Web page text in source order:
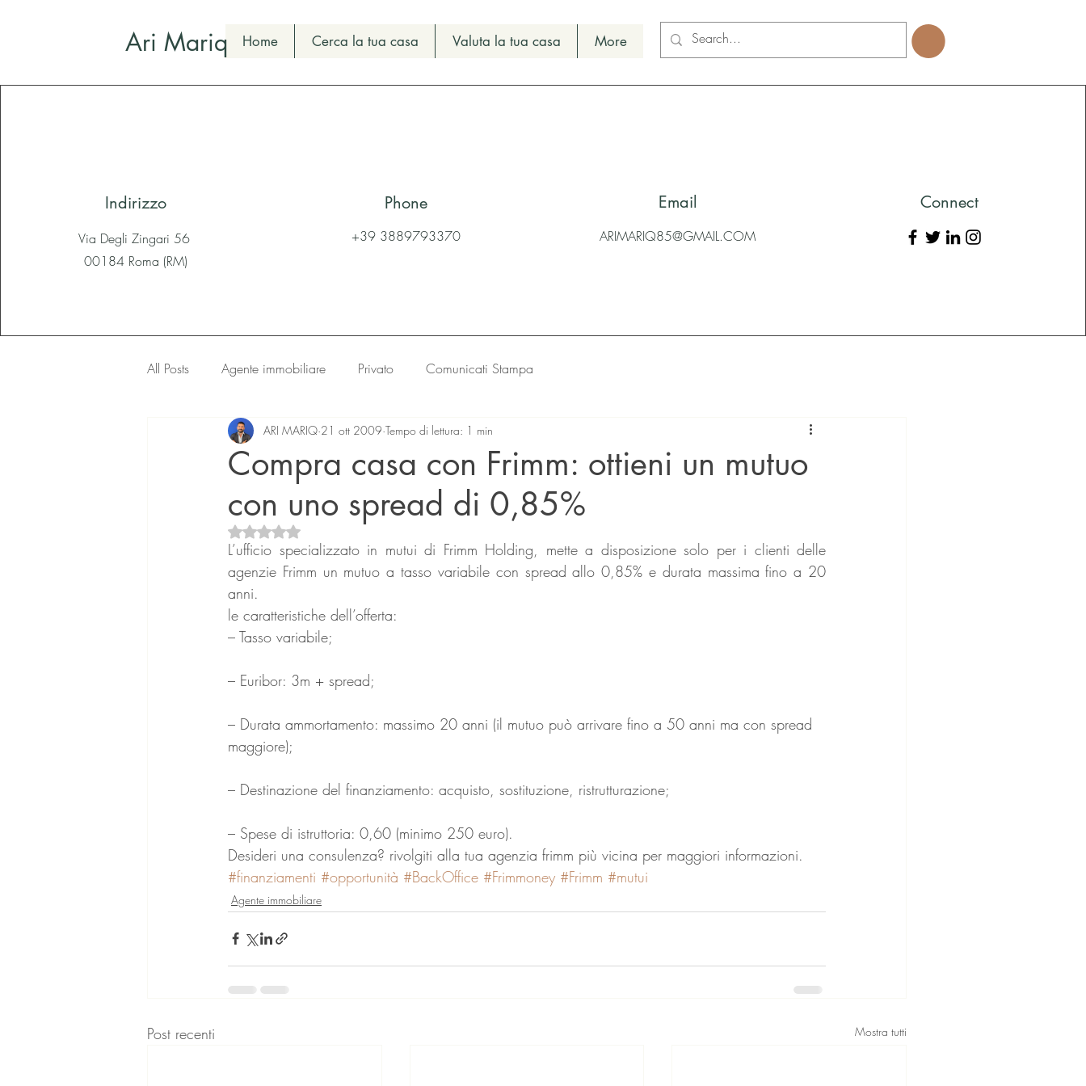
Ari Mariq Home Cerca la tua casa Valuta la tua casa More
Indirizzo
Via Degli Zingari 56
00184 Roma (RM)
Phone
+39 3889793370
Email
ARIMARIQ85@GMAIL.COM
Connect
All Posts Agente immobiliare Privato Comunicati Stampa
Compra casa con Frimm: ottieni un mutuo
con uno spread di 0,85%
ARI MARIQ 21 ott 2009 Tempo di lettura: 1 min
Valutazione NaN stelle su 5.
L’ufficio specializzato in mutui di Frimm Holding, mette a disposizione solo per i clienti delle
agenzie Frimm un mutuo a tasso variabile con spread allo 0,85% e durata massima fino a 20
anni.
le caratteristiche dell’offerta:
– Tasso variabile;
– Euribor: 3m + spread;
– Durata ammortamento: massimo 20 anni (il mutuo può arrivare fino a 50 anni ma con spread
maggiore);
– Destinazione del finanziamento: acquisto, sostituzione, ristrutturazione;
– Spese di istruttoria: 0,60 (minimo 250 euro).
Desideri una consulenza? rivolgiti alla tua agenzia frimm più vicina per maggiori informazioni.
#finanziamenti #opportunità #BackOffice #Frimmoney #Frimm #mutui
Agente immobiliare
Post recenti Mostra tutti